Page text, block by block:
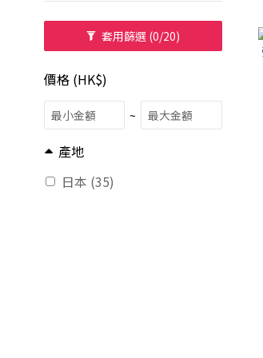
套用篩選 (0/20)
價格 (HK$)
~
產地
日本 (35)